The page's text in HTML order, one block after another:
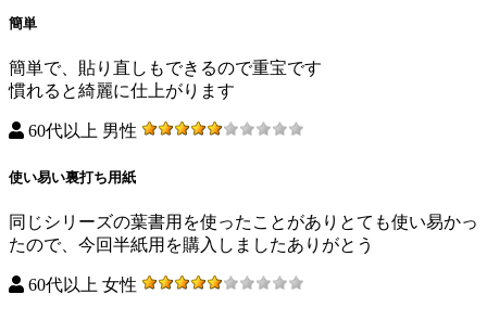
簡単
簡単で、貼り直しもできるので重宝です
慣れると綺麗に仕上がります
60代以上 男性
使い易い裏打ち用紙
同じシリーズの葉書用を使ったことがありとても使い易かっ
たので、今回半紙用を購入しましたありがとう
60代以上 女性